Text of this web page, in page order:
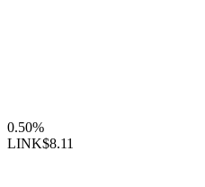
0.50%
LINK$8.11